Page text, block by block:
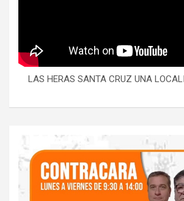
LAS HERAS SANTA CRUZ UNA